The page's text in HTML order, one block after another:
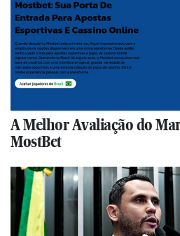
A Melhor Avaliação do
MostBet